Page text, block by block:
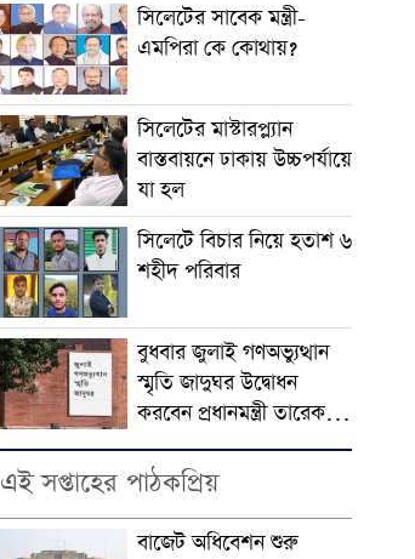
সিলেটের সাবেক মন্ত্রী-
এমপিরা কে কোথায়?
সিলেটের মাস্টারপ্ল্যান
বাস্তবায়নে ঢাকায় উচ্চপর্যায়ে
যা হল
সিলেটে বিচার নিয়ে হতাশ ৬
শহীদ পরিবার
বুধবার জুলাই গণঅভ্যুত্থান
স্মৃতি জাদুঘর উদ্বোধন
করবেন প্রধানমন্ত্রী তারেক
রহমান
এই সপ্তাহের পাঠকপ্রিয়
বাজেট অধিবেশন শুরু